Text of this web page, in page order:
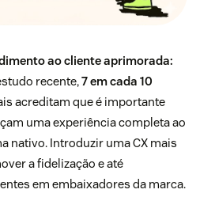
ao cliente aprimorada:
recente,7 em cada 10
acreditam que é importante
uma experiência completa ao
nativo. Introduzir uma CX mais
a fidelização e até
em embaixadores da marca.